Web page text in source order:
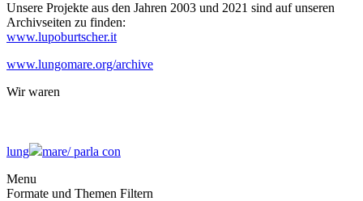
Unsere Projekte aus den Jahren 2003 und 2021 sind auf unseren
Archivseiten zu finden:
www.lupoburtscher.it
www.lungomare.org/archive
Wir waren
lung mare/parla con
Menu
Formate und Themen Filtern